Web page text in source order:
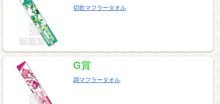
切歌マフラータオル
G賞
調マフラータオル